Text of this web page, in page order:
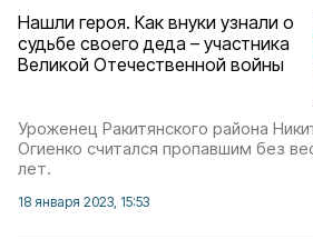
Нашли героя. Как внуки узнали о
судьбе своего деда – участника
Великой Отечественной войны
Уроженец Ракитянского района
Огиенко считался пропавшим без
лет.
18 января 2023, 15:53